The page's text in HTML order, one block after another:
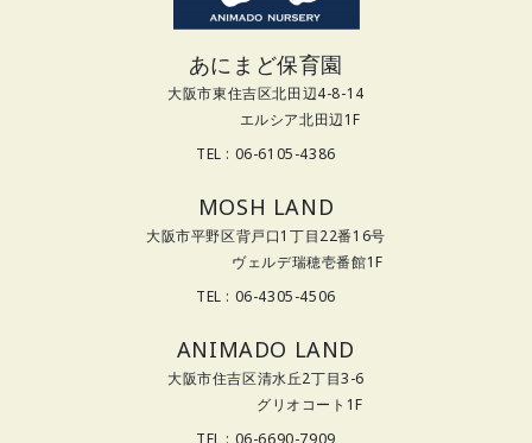
あにまど保育園
大阪市東住吉区北田辺4-8-14
エルシア北田辺1F
TEL : 06-6105-4386
MOSH LAND
大阪市平野区背戸口1丁目22番16号
ヴェルデ瑞穂壱番館1F
TEL : 06-4305-4506
ANIMADO LAND
大阪市住吉区清水丘2丁目3-6
グリオコート1F